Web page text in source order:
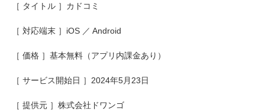
［ タイトル ］カドコミ
［ 対応端末 ］iOS ／ Android
［ 価格 ］基本無料（アプリ内課金あり）
［ サービス開始日 ］2024年5月23日
［ 提供元 ］株式会社ドワンゴ